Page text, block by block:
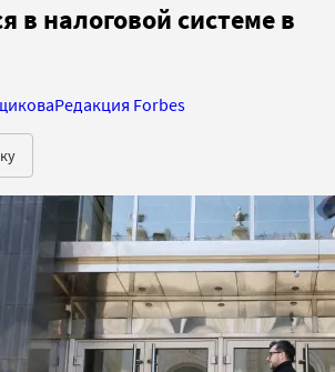
в налоговой системе в
Редакция Forbes